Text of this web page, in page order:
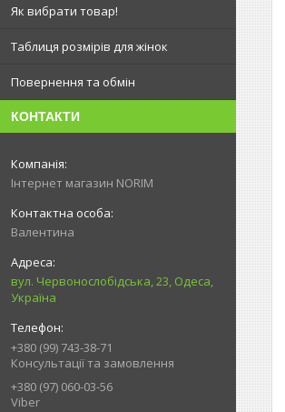
Як вибрати товар!
Таблиця розмірів для жінок
Повернення та обмін
КОНТАКТИ
Інтернет магазин NORIM
Валентина
вул. Червонослобідська, 23, Одеса,
Україна
+380 (99) 743-38-71
Консультації та замовлення
+380 (97) 060-03-56
Viber